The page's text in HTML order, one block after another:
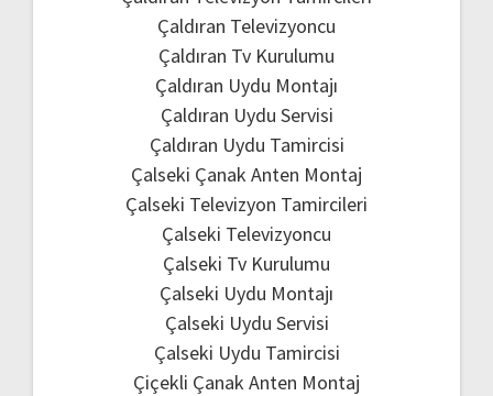
Çaldıran Televizyoncu
Çaldıran Tv Kurulumu
Çaldıran Uydu Montajı
Çaldıran Uydu Servisi
Çaldıran Uydu Tamircisi
Çalseki Çanak Anten Montaj
Çalseki Televizyon Tamircileri
Çalseki Televizyoncu
Çalseki Tv Kurulumu
Çalseki Uydu Montajı
Çalseki Uydu Servisi
Çalseki Uydu Tamircisi
Çiçekli Çanak Anten Montaj